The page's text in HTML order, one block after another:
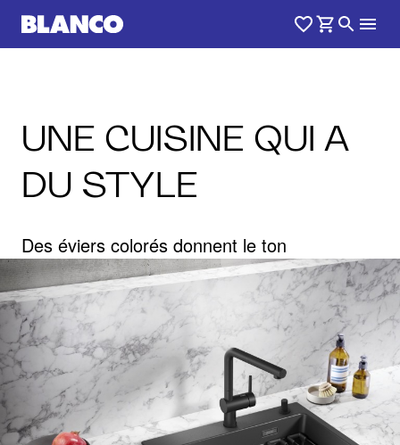
UNE CUISINE QUI A
DU STYLE
Des éviers colorés donnent le ton